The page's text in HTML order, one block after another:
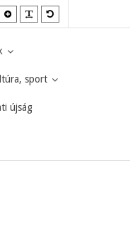
Kisebb
betűméret
Nagyobb
betűméret
sport
újság